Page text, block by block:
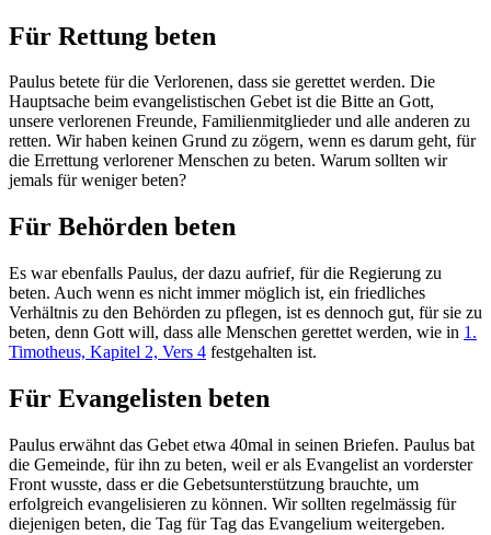
Für Rettung beten
Paulus betete für die Verlorenen, dass sie gerettet werden. Die
Hauptsache beim evangelistischen Gebet ist die Bitte an Gott,
unsere verlorenen Freunde, Familienmitglieder und alle anderen zu
retten. Wir haben keinen Grund zu zögern, wenn es darum geht, für
die Errettung verlorener Menschen zu beten. Warum sollten wir
jemals für weniger beten?
Für Behörden beten
Es war ebenfalls Paulus, der dazu aufrief, für die Regierung zu
beten. Auch wenn es nicht immer möglich ist, ein friedliches
Verhältnis zu den Behörden zu pflegen, ist es dennoch gut, für sie zu
beten, denn Gott will, dass alle Menschen gerettet werden, wie in 1.
Timotheus, Kapitel 2, Vers 4 festgehalten ist.
Für Evangelisten beten
Paulus erwähnt das Gebet etwa 40mal in seinen Briefen. Paulus bat
die Gemeinde, für ihn zu beten, weil er als Evangelist an vorderster
Front wusste, dass er die Gebetsunterstützung brauchte, um
erfolgreich evangelisieren zu können. Wir sollten regelmässig für
diejenigen beten, die Tag für Tag das Evangelium weitergeben.